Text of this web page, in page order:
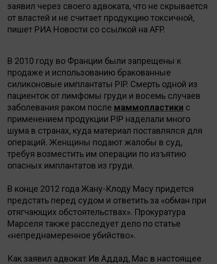
заявил через своего адвоката, что не скрывается
от властей и не считает продукцию токсичной,
пишет РИА Новости со ссылкой на AFP.
В 2010 году во Франции были запрещены к
продаже и использованию бракованные
силиконовые имплантаты PIP. Смерть одной из
пациенток от лимфомы груди и восемь случаев
заболевания раком после маммопластики с
применением продукции PIP наделали много
шума в странах, куда материал поставлялся для
операций. Женщины подают жалобы в суд,
требуя возместить им операции по изъятию
опасных имплантатов из груди.
В конце 2012 года Жану-Клоду Масу придется
предстать перед судом и ответить за «обман при
отягчающих обстоятельствах». Прокуратура
Марселя также расследует дело по статье
«непреднамеренное убийство».
Как заявил адвокат Ив Аддад, Мас в настоящее